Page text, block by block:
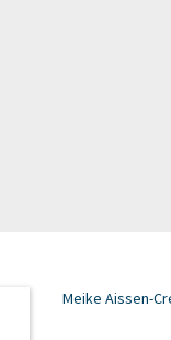
Meike Aissen-